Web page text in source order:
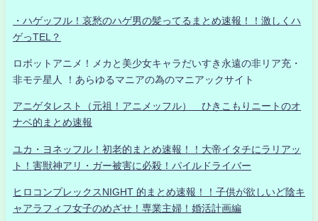
・ハゲッフル！哀愁のハゲ男の髪ってるまとめ速報！！激しくハ
ゲっTEL？
ロボットアニメ！メカと美少女キャラだいすき永遠の非リア充・
非モテ星人 ！あらゆるマニアの為のマニアックサイト
アニゲタレスト（元祖！アニメッフル） ひきこもりニートのオ
ナベ的まとめ速報
ユカ・ヨネッフル！初老的まとめ速報！！大帝イタチにラリアッ
ト！害獣神アリ・ガー被害に必殺！パイルドライバー
ヒロコンプレックスNIGHT 的まとめ速報！！子供が欲しいど陰キ
ャアラフィフ女子のめざせ！専業主婦！婚活計画編